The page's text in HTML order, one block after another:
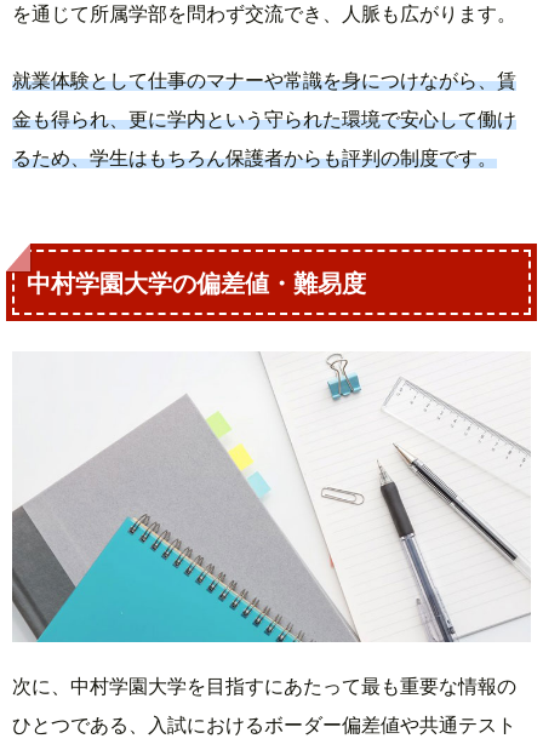
を通じて所属学部を問わず交流でき、人脈も広がります。
就業体験として仕事のマナーや常識を身につけながら、賃
金も得られ、更に学内という守られた環境で安心して働け
るため、学生はもちろん保護者からも評判の制度です。
中村学園大学の偏差値・難易度
次に、中村学園大学を目指すにあたって最も重要な情報の
ひとつである、入試におけるボーダー偏差値や共通テスト